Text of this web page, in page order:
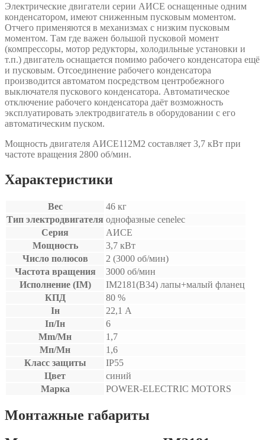
Электрические двигатели серии АИСЕ оснащенные одним
конденсатором, имеют сниженным пусковым моментом.
Отчего применяются в механизмах с низким пусковым
моментом. Там где важен большой пусковой момент
(компрессоры, мотор редукторы, холодильные установки и
т.п.) двигатель оснащается помимо рабочего конденсатора ещё
и пусковым. Отсоединение рабочего конденсатора
производится автоматом посредством центробежного
выключателя пускового конденсатора. Автоматическое
отключение рабочего конденсатора даёт возможность
эксплуатировать электродвигатель в оборудовании с его
автоматическим пуском.
Мощность двигателя АИСЕ112М2 составляет 3,7 кВт при
частоте вращения 2800 об/мин.
Характеристики
Вес
46 кг
Тип электродвигателя однофазные cenelec
Серия
АИСЕ
Мощность
3,7 кВт
Число полюсов
2 (3000 об/мин)
Частота вращения
3000 об/мин
Исполнение (IM)
IM2181(B34) лапы+малый фланец
КПД
80 %
Iн
22,1 А
Iп/Iн
6
Mm/Мн
1,7
Мп/Мн
1,6
Класс защиты
IP55
Цвет
синий
Марка
POWER-ELECTRIC MOTORS
Монтажные габариты